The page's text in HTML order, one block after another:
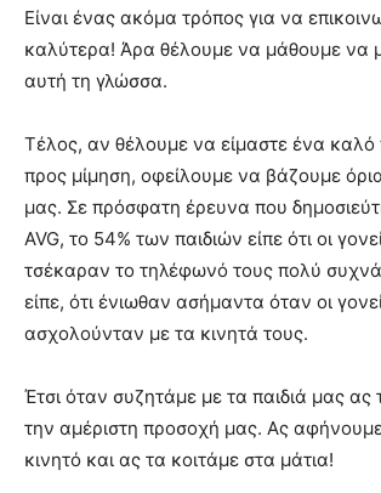
Είναι ένας ακόμα τρόπος για να
καλύτερα! Άρα θέλουμε να μάθουμε να
αυτή τη γλώσσα.
Τέλος, αν θέλουμε να είμαστε ένα καλό
προς μίμηση, οφείλουμε να βάζουμε
μας. Σε πρόσφατη έρευνα που
AVG, το 54% των παιδιών είπε ότι οι
τσέκαραν το τηλέφωνό τους πολύ
είπε, ότι ένιωθαν ασήμαντα όταν οι
ασχολούνταν με τα κινητά τους.
Έτσι όταν συζητάμε με τα παιδιά μας ας
την αμέριστη προσοχή μας. Ας
κινητό και ας τα κοιτάμε στα μάτια!